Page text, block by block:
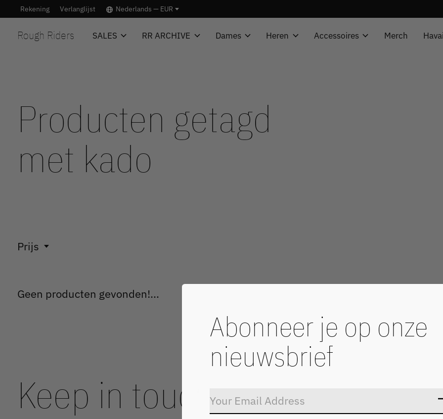
Rekening Verlanglijst Nederlands — EUR
Rough Riders SALES RR ARCHIVE Dames Heren Accessoires Merch
Producten getagd
met kado
Prijs
Geen producten gevonden!...
Keep in touch Don’t
Abonneer je op onze
nieuwsbrief